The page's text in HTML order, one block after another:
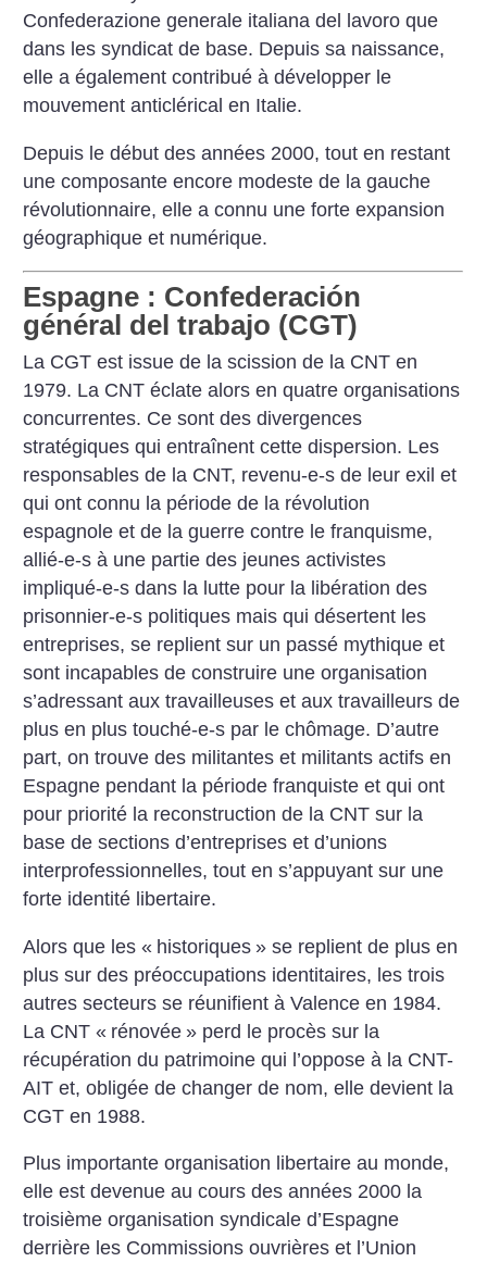
Confederazione generale italiana del lavoro que
dans les syndicat de base. Depuis sa naissance,
elle a également contribué à développer le
mouvement anticlérical en Italie.
Depuis le début des années 2000, tout en restant
une composante encore modeste de la gauche
révolutionnaire, elle a connu une forte expansion
géographique et numérique.
Espagne : Confederación
général del trabajo (CGT)
La CGT est issue de la scission de la CNT en
1979. La CNT éclate alors en quatre organisations
concurrentes. Ce sont des divergences
stratégiques qui entraînent cette dispersion. Les
responsables de la CNT, revenu-e-s de leur exil et
qui ont connu la période de la révolution
espagnole et de la guerre contre le franquisme,
allié-e-s à une partie des jeunes activistes
impliqué-e-s dans la lutte pour la libération des
prisonnier-e-s politiques mais qui désertent les
entreprises, se replient sur un passé mythique et
sont incapables de construire une organisation
s’adressant aux travailleuses et aux travailleurs de
plus en plus touché-e-s par le chômage. D’autre
part, on trouve des militantes et militants actifs en
Espagne pendant la période franquiste et qui ont
pour priorité la reconstruction de la CNT sur la
base de sections d’entreprises et d’unions
interprofessionnelles, tout en s’appuyant sur une
forte identité libertaire.
Alors que les « historiques » se replient de plus en
plus sur des préoccupations identitaires, les trois
autres secteurs se réunifient à Valence en 1984.
La CNT « rénovée » perd le procès sur la
récupération du patrimoine qui l’oppose à la CNT-
AIT et, obligée de changer de nom, elle devient la
CGT en 1988.
Plus importante organisation libertaire au monde,
elle est devenue au cours des années 2000 la
troisième organisation syndicale d’Espagne
derrière les Commissions ouvrières et l’Union